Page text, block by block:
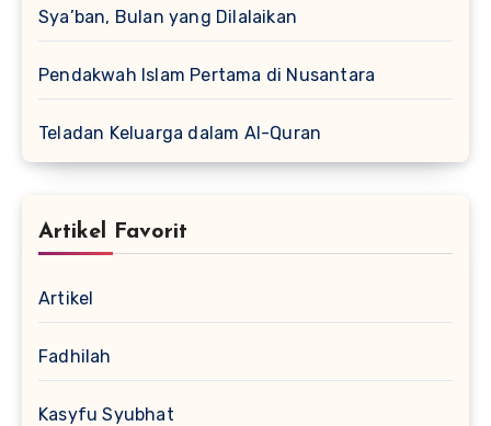
Sya’ban, Bulan yang Dilalaikan
Pendakwah Islam Pertama di Nusantara
Teladan Keluarga dalam Al-Quran
Artikel Favorit
Artikel
Fadhilah
Kasyfu Syubhat